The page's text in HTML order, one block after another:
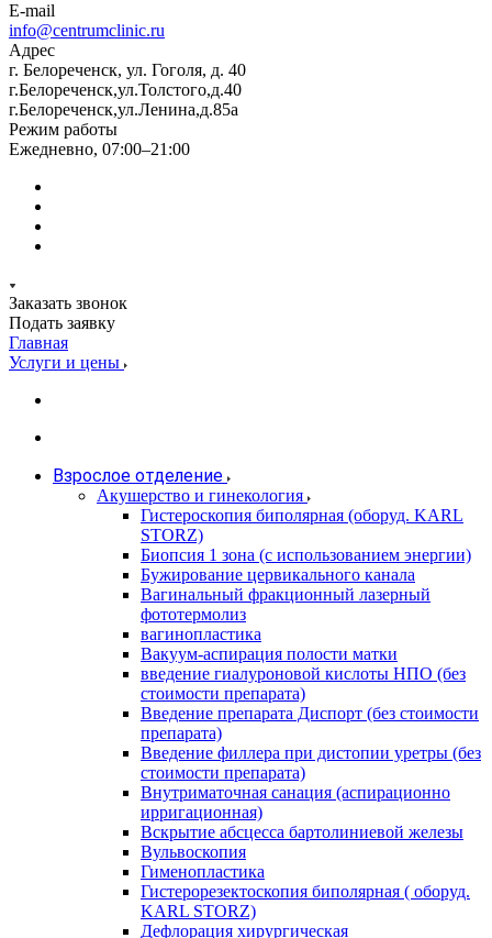
E-mail
info@centrumclinic.ru
Адрес
г. Белореченск, ул. Гоголя, д. 40
г.Белореченск,ул.Толстого,д.40
г.Белореченск,ул.Ленина,д.85а
Режим работы
Ежедневно, 07:00–21:00
Заказать звонок
Подать заявку
Главная
Услуги и цены
Взрослое отделение
Акушерство и гинекология
Гистероскопия биполярная (оборуд. KARL
STORZ)
Биопсия 1 зона (с использованием энергии)
Бужирование цервикального канала
Вагинальный фракционный лазерный
фототермолиз
вагинопластика
Вакуум-аспирация полости матки
введение гиалуроновой кислоты НПО (без
стоимости препарата)
Введение препарата Диспорт (без стоимости
препарата)
Введение филлера при дистопии уретры (без
стоимости препарата)
Внутриматочная санация (аспирационно
ирригационная)
Вскрытие абсцесса бартолиниевой железы
Вульвоскопия
Гименопластика
Гистерорезектоскопия биполярная ( оборуд.
KARL STORZ)
Дефлорация хирургическая